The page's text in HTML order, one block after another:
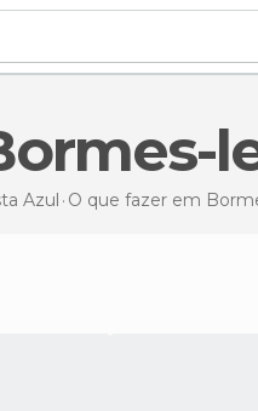
Azul O que fazer em